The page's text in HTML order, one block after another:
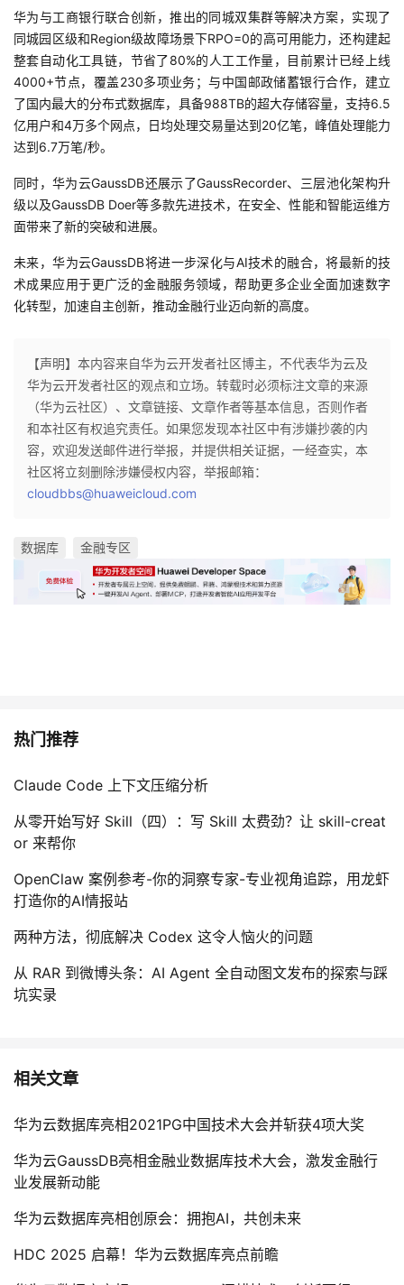
华为与工商银行联合创新，推出的同城双集群等解决方案， 实现了
同城园区级和Region级故障场景下RPO=0的高可用能力，还构建起
整套自动化工具链，节省了80%的人工工作量，目前累计已经上线
4000+节点， 覆盖230多项业务；与中国邮政储蓄银行合作，建立
了国内最大的分布式数据库，具备988TB的超大存储容量，支持6.5
亿用户和4万多个网点，日均处理交易量达到20亿笔，峰值处理能力
达到6.7万笔/秒。
同时，华为云GaussDB还展示了GaussRecorder、三层池化架构升
级以及GaussDB Doer等多款先进技术，在安全、性能和智能运维方
面带来了新的突破和进展。
未来，华为云GaussDB将进一步深化与AI技术的融合，将最新的技
术成果应用于更广泛的金融服务领域，帮助更多企业全面加速数字
化转型，加速自主创新，推动金融行业迈向新的高度。
【声明】本内容来自华为云开发者社区博主，不代表华为云及
华为云开发者社区的观点和立场。转载时必须标注文章的来源
（华为云社区）、文章链接、文章作者等基本信息，否则作者
和本社区有权追究责任。如果您发现本社区中有涉嫌抄袭的内
容，欢迎发送邮件进行举报，并提供相关证据，一经查实，本
社区将立刻删除涉嫌侵权内容，举报邮箱：
cloudbbs@huaweicloud.com
数据库 金融专区
热门推荐
Claude Code 上下文压缩分析
从零开始写好 Skill（四）：写 Skill 太费劲？让 skill-creat
or 来帮你
OpenClaw 案例参考-你的洞察专家-专业视角追踪，用龙虾
打造你的AI情报站
两种方法，彻底解决 Codex 这令人恼火的问题
从 RAR 到微博头条：AI Agent 全自动图文发布的探索与踩
坑实录
相关文章
华为云数据库亮相2021PG中国技术大会并斩获4项大奖
华为云GaussDB亮相金融业数据库技术大会，激发金融行
业发展新动能
华为云数据库亮相创原会：拥抱AI，共创未来
HDC 2025 启幕！华为云数据库亮点前瞻